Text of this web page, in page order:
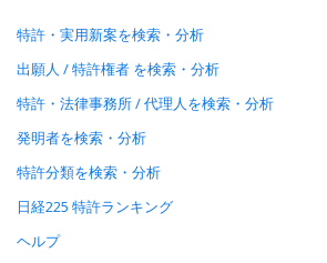
特許・実用新案を検索・分析
出願人 / 特許権者 を検索・分析
特許・法律事務所 / 代理人を検索・分析
発明者を検索・分析
特許分類を検索・分析
日経225 特許ランキング
ヘルプ